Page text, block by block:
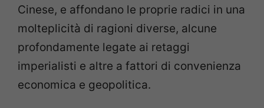
Cinese, e affondano le proprie radici in una
molteplicità di ragioni diverse, alcune
profondamente legate ai retaggi
imperialisti e altre a fattori di convenienza
economica e geopolitica.